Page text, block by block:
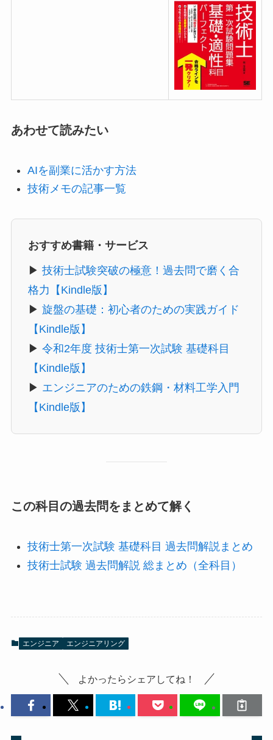
あわせて読みたい
AIを副業に活かす方法
技術メモの記事一覧
おすすめ書籍・サービス
▶ 技術士試験突破の極意！過去問で磨く合
格力【Kindle版】
▶ 旋盤の基礎：初心者のための実践ガイド
【Kindle版】
▶ 令和2年度 技術士第一次試験 基礎科目
【Kindle版】
▶ エンジニアのための鉄鋼・材料工学入門
【Kindle版】
この科目の過去問をまとめて解く
技術士第一次試験 基礎科目 過去問解説まとめ
技術士試験 過去問解説 総まとめ（全科目）
エンジニア エンジニアリング
よかったらシェアしてね！